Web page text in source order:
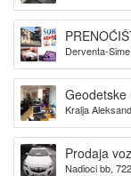
Derventa-
Geodetske
Kralja
Prodaja
Nadioci bb,